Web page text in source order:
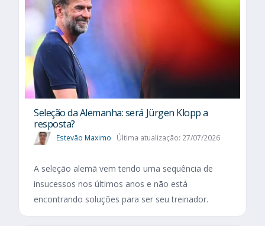
Seleção da Alemanha: será Jürgen Klopp a
resposta?
Estevão Maximo Última atualização: 27/07/2026
A seleção alemã vem tendo uma sequência de
insucessos nos últimos anos e não está
encontrando soluções para ser seu treinador.